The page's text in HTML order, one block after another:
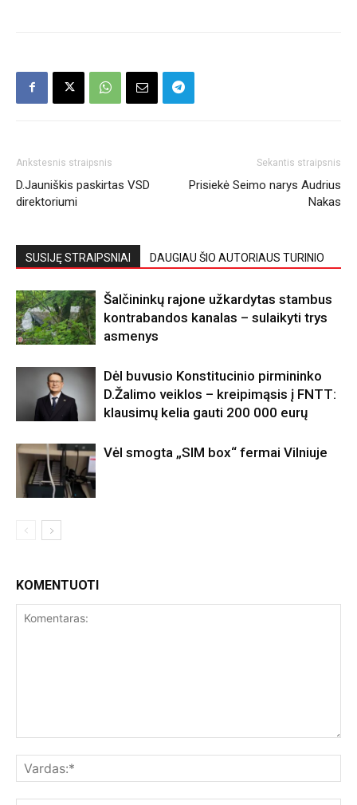
Ankstesnis straipsnis
D.Jauniškis paskirtas VSD
direktoriumi
Sekantis straipsnis
Prisiekė Seimo narys Audrius
Nakas
SUSIJĘ STRAIPSNIAI DAUGIAU ŠIO AUTORIAUS TURINIO
Šalčininkų rajone užkardytas stambus
kontrabandos kanalas – sulaikyti trys
asmenys
Dėl buvusio Konstitucinio pirmininko
D.Žalimo veiklos – kreipimąsis į FNTT:
klausimų kelia gauti 200 000 eurų
Vėl smogta „SIM box“ fermai Vilniuje
KOMENTUOTI